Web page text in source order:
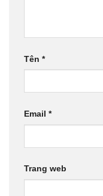
Tên *
Email *
Trang web